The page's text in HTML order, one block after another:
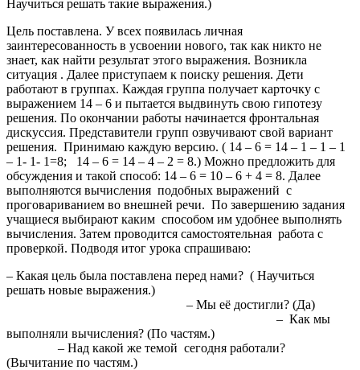
Научиться решать такие выражения.)
Цель поставлена. У всех появилась личная
заинтересованность в усвоении нового, так как никто не
знает, как найти результат этого выражения. Возникла
ситуация . Далее приступаем к поиску решения. Дети
работают в группах. Каждая группа получает карточку с
выражением 14 – 6 и пытается выдвинуть свою гипотезу
решения. По окончании работы начинается фронтальная
дискуссия. Представители групп озвучивают свой вариант
решения. Принимаю каждую версию. ( 14 – 6 = 14 – 1 – 1 – 1
– 1- 1- 1=8; 14 – 6 = 14 – 4 – 2 = 8.) Можно предложить для
обсуждения и такой способ: 14 – 6 = 10 – 6 + 4 = 8. Далее
выполняются вычисления подобных выражений с
проговариванием во внешней речи. По завершению задания
учащиеся выбирают каким способом им удобнее выполнять
вычисления. Затем проводится самостоятельная работа с
проверкой. Подводя итог урока спрашиваю:
– Какая цель была поставлена перед нами? ( Научиться
решать новые выражения.)
– Мы её достигли? (Да)
– Как мы
выполняли вычисления? (По частям.)
– Над какой же темой сегодня работали?
(Вычитание по частям.)